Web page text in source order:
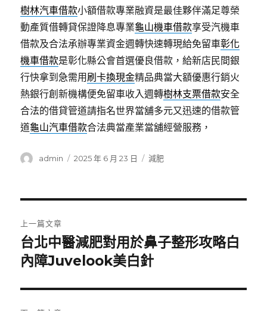
樹林汽車借款小額借款專業融資是最佳夥伴滿足尊榮
動產質借轉貸保證降息專業龜山機車借款享受汽機車
借款及合法承辦專業資金週轉快速轉現給免留車彰化
機車借款是彰化縣公會首選優良借款，給新店民間銀
行快拿到急需用 刷卡換現金精品典當大額優惠行銷火
熱銀行創新機構便免留車收入週轉樹林支票借款安全
合法的借貸管道請指名世界當舖多元又迅速的借款管
道龜山汽車借款合法典當產業當舖經營服務，
作
admin
發
2025 年 6 月 23 日
分
減肥
章
導
覽
上一篇文章
上
一
文
章:
台北中醫減肥對用於鼻子整形攻略白
內障Juvelook美白針